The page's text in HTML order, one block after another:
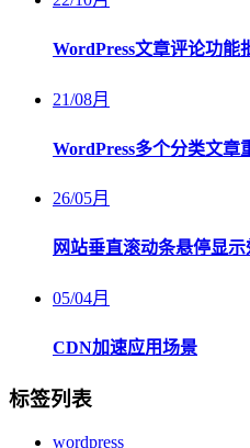
WordPress文章评论功能
21/08月
WordPress多个分类文章
26/05月
网站垂直滚动条悬停显示
05/04月
CDN加速应用场景
标签列表
wordpress